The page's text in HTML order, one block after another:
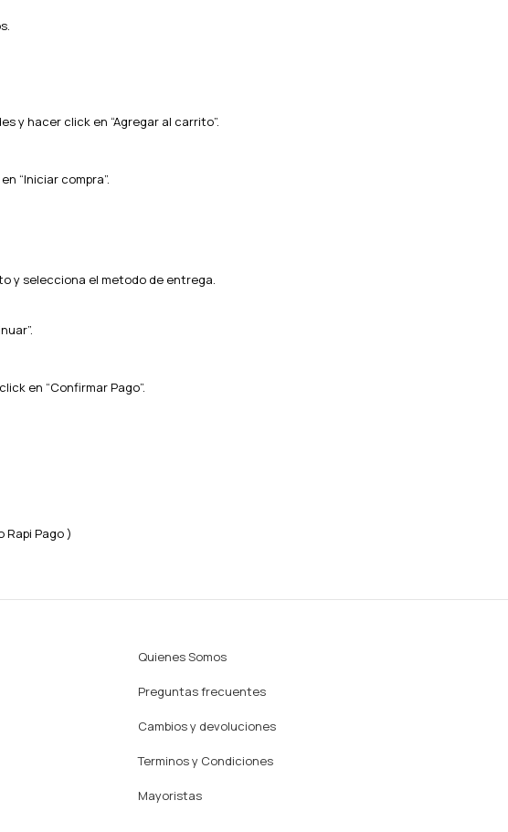
y hacer click en “Agregar al carrito”.
“Iniciar compra”.
y selecciona el metodo de entrega.
en “Confirmar Pago”.
Pago )
Quienes Somos
Preguntas frecuentes
Cambios y devoluciones
Terminos y Condiciones
Mayoristas